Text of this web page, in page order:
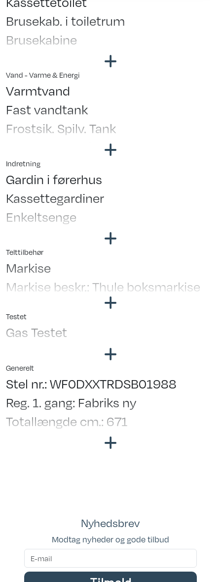
Motorfabrikat: Ford
Drivmiddel: Diesel
Selepladser: 4
12 V. Vandpumpe
Batteri
Batterilader
Fladskærmsholder
Bak kamera
USB stik
Brusekab. i toiletrum
Brusekabine
Køleskabsstørrelse: 78 Liter
Vand - Varme & Energi
Varmtvand
Fast vandtank
Frostsik. Spilv. Tank
Vandstandsmåler
Varmesystem: Truma Combi Diesel
varme
Ferskvandstank ltr.: 110
Varmt vand ltr.: 10
Spildevandstank ltr.: 95
Plads til Gasflasker: 2
Indretning
Gardin i førerhus
Kassettegardiner
Enkeltsenge
Senge mål: 192 X 70 / 192 X 79
Telttilbehør
Markise
Markise beskr.: Thule boksmarkise
Testet
Gas Testet
Generelt
Stel nr.: WF0DXXTRDSB01988
Reg. 1. gang: Fabriks ny
Totallængde cm.: 671
Bredde udv. cm.: 214
Nyhedsbrev
Modtag nyheder og gode tilbud